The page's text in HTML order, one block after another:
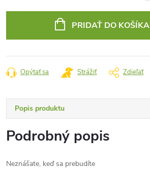
PRIDAŤ DO KOŠÍKA
Opýtať sa Strážiť Zdieľať
Popis produktu
Podrobný popis
Neznášate, keď sa prebudíte